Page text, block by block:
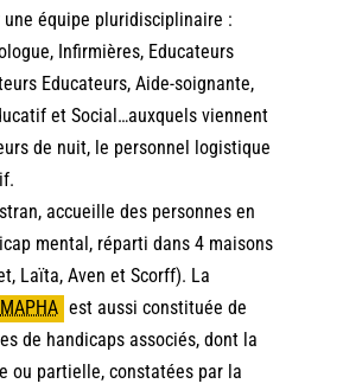
une équipe pluridisciplinaire :
Infirmières, Educateurs
Educateurs, Aide-soignante,
et Social…auxquels viennent
de nuit, le personnel logistique
accueille des personnes en
mental, réparti dans 4 maisons
Laïta, Aven et Scorff). La
MAPHA est aussi constituée de
de handicaps associés, dont la
ou partielle, constatées par la